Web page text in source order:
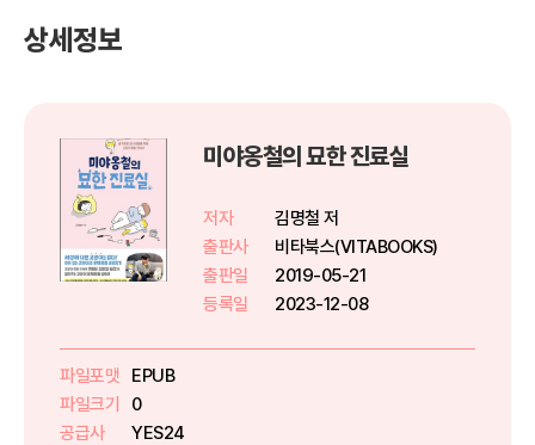
상세정보
미야옹철의 묘한 진료실
저자
김명철 저
출판사
비타북스(VITABOOKS)
출판일
2019-05-21
등록일
2023-12-08
파일포맷
EPUB
파일크기
0
공급사
YES24